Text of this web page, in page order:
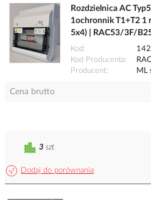
Rozdzielnica AC
1ochronnik T1+T2 1
5x4) | RAC53/3F/
Kod
Kod Producenta
Producent
ML
Cena brutto
Dodaj do porównania
3 szt